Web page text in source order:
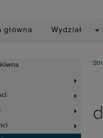
główna Wydział